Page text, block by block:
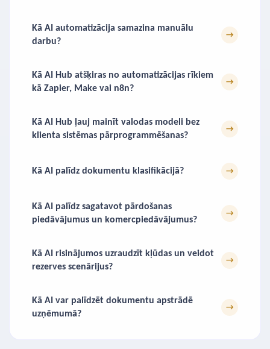
Kā AI automatizācija samazina manuālu
darbu?
→
Kā AI Hub atšķiras no automatizācijas rīkiem
kā Zapier, Make vai n8n?
→
Kā AI Hub ļauj mainīt valodas modeli bez
klienta sistēmas pārprogrammēšanas?
→
Kā AI palīdz dokumentu klasifikācijā? →
Kā AI palīdz sagatavot pārdošanas
piedāvājumus un komercpiedāvājumus?
→
Kā AI risinājumos uzraudzīt kļūdas un veidot
rezerves scenārijus?
→
Kā AI var palīdzēt dokumentu apstrādē
uzņēmumā?
→